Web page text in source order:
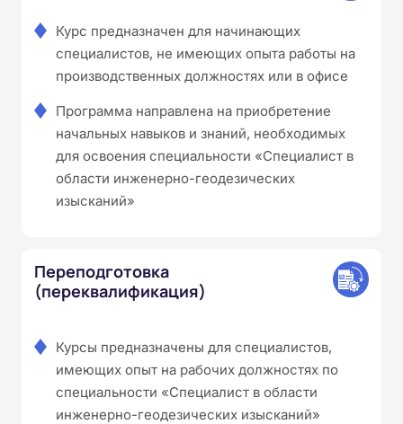
Курс предназначен для начинающих
специалистов, не имеющих опыта работы на
производственных должностях или в офисе
Программа направлена на приобретение
начальных навыков и знаний, необходимых
для освоения специальности «Специалист в
области инженерно-геодезических
изысканий»
Переподготовка
(переквалификация)
Курсы предназначены для специалистов,
имеющих опыт на рабочих должностях по
специальности «Специалист в области
инженерно-геодезических изысканий»